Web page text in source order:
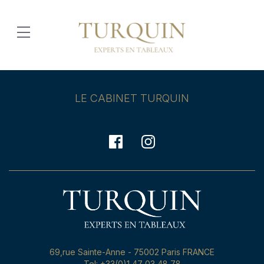
LE CABINET TURQUIN
69,rue Sainte-Anne - 75002 Paris FRANCE